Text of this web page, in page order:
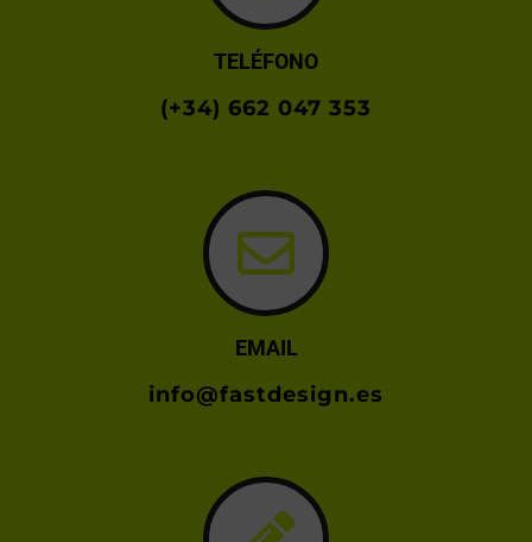
TELÉFONO
(+34) 662 047 353
EMAIL
info@fastdesign.es